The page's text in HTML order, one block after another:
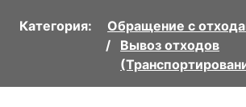
Категория:
Обращение с
Вывоз отходов